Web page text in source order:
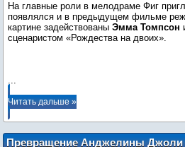
На главные роли в мелодраме Фиг
появлялся и в предыдущем фильме
картине задействованы Эмма Томпсон
сценаристом «Рождества на двоих».
...
Читать дальше »
Превращение Анджелины Джоли